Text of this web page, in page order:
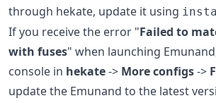
through hekate, update it using
If you receive the error "Failed to
with fuses" when launching
console in hekate-> More configs->
update the Emunand to the latest